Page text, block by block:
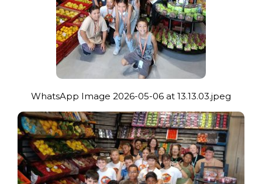
WhatsApp Image 2026-05-06 at 13.13.03.jpeg